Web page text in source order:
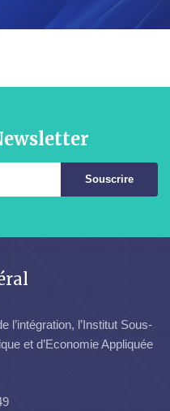
Souscrire
l’intégration, l’Institut Sous-
et d’Economie Appliquée